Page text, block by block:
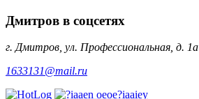
Дмитров в соцсетях
г. Дмитров, ул. Профессиональная, д. 1а
1633131@mail.ru